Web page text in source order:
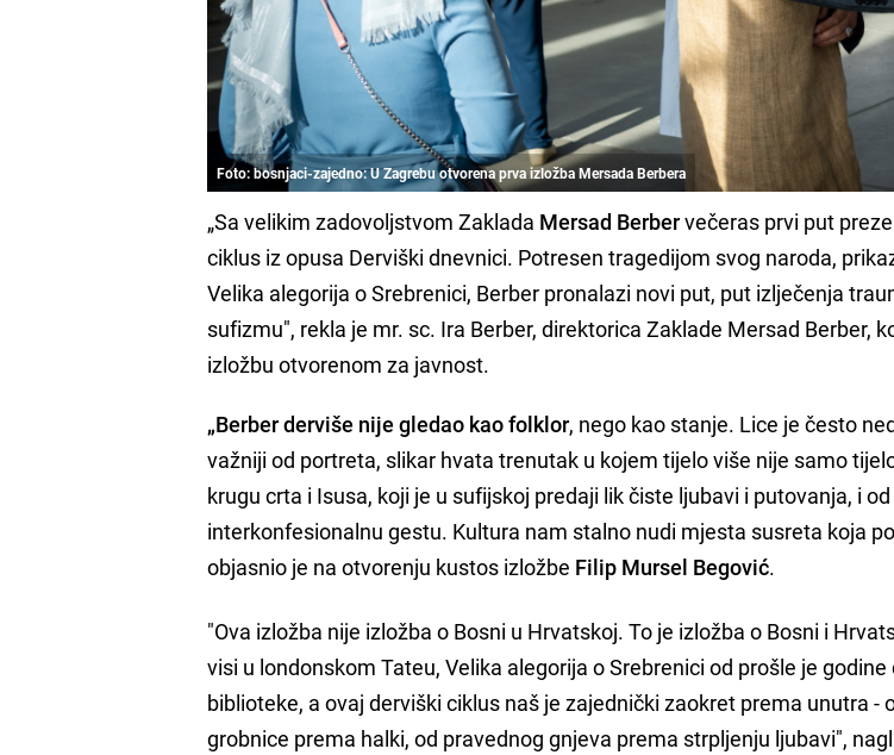
Foto: bosnjaci-zajedno: U Zagrebu otvorena prva izložba Mersada Berbera
„Sa velikim zadovoljstvom Zaklada Mersad Berbervečeras prvi put
ciklus iz opusa Derviški dnevnici. Potresen tragedijom svog naroda,
Velika alegorija o Srebrenici, Berber pronalazi novi put, put izlječenja
sufizmu", rekla je mr. sc. Ira Berber, direktorica Zaklade Mersad Berber,
izložbu otvorenom za javnost.
„Berber derviše nije gledao kao folklor, nego kao stanje. Lice je često
važniji od portreta, slikar hvata trenutak u kojem tijelo više nije samo
krugu crta i Isusa, koji je u sufijskoj predaji lik čiste ljubavi i putovanja, i
interkonfesionalnu gestu. Kultura nam stalno nudi mjesta susreta koja
objasnio je na otvorenju kustos izložbe Filip Mursel Begović.
"Ova izložba nije izložba o Bosni u Hrvatskoj. To je izložba o Bosni i
visi u londonskom Tateu, Velika alegorija o Srebrenici od prošle je
biblioteke, a ovaj derviški ciklus naš je zajednički zaokret prema unutra -
grobnice prema halki, od pravednog gnjeva prema strpljenju ljubavi",